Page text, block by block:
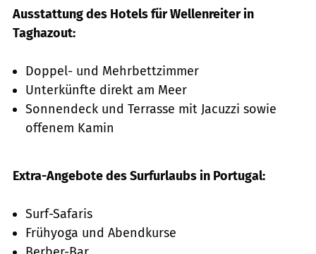
Ausstattung des Hotels für Wellenreiter in
Taghazout:
Doppel- und Mehrbettzimmer
Unterkünfte direkt am Meer
Sonnendeck und Terrasse mit Jacuzzi sowie
offenem Kamin
Extra-Angebote des Surfurlaubs in Portugal:
Surf-Safaris
Frühyoga und Abendkurse